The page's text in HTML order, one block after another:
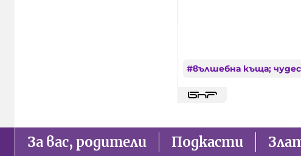
#вълшебна къща;
За вас, родители Подкасти